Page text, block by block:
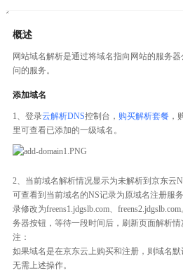
概述
网站域名解析是通过将域名指向网站的服务
问的服务。
添加域名
1、登录云解析DNS控制台， 购买解析套餐 ，
里可查看已添加的一级域名。
2、当前域名解析情况显示为未解析到京东云
可查看到当前域名的NS记录为原域名注册服
录修改为freens1.jdgslb.com、
务器按钮，等待一段时间后，刷新页面解析情
注：
如果域名是在京东云上购买和注册，则域名默
无需上述操作。